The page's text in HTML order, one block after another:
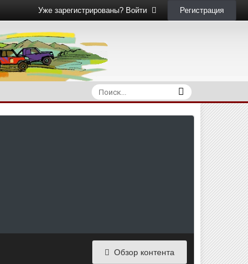
Уже зарегистрированы? Войти Регистрация
Обзор контента